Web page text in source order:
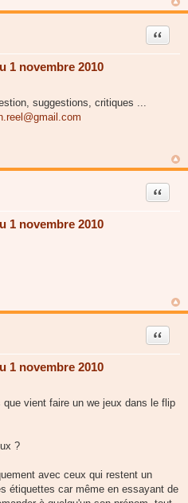
1 novembre 2010
Citer
suggestions, critiques ...
1 novembre 2010
Citer
1 novembre 2010
Citer
vient faire un we jeux dans le flip
?
avec ceux qui restent un
étiquettes car même en essayant de